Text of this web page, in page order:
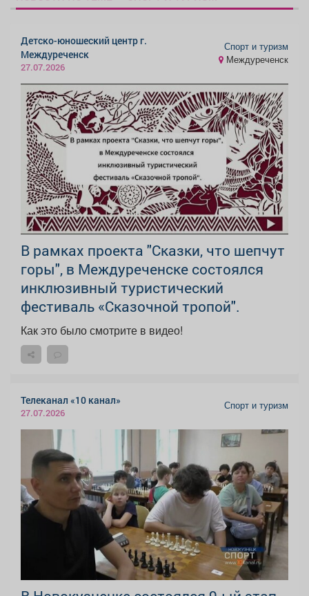
Детско-юношеский центр г.
Междуреченск
27.07.2026
Спорт и туризм
Междуреченск
В рамках проекта "Сказки, что шепчут
горы", в Междуреченске состоялся
инклюзивный туристический
фестиваль «Сказочной тропой".
Как это было смотрите в видео!
Телеканал «10 канал»
27.07.2026
Спорт и туризм